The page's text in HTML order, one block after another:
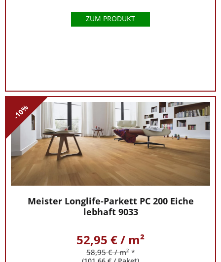
ZUM PRODUKT
-10%
Meister Longlife-Parkett PC 200 Eiche
lebhaft 9033
52,95 € / m²
58,95 € / m² *